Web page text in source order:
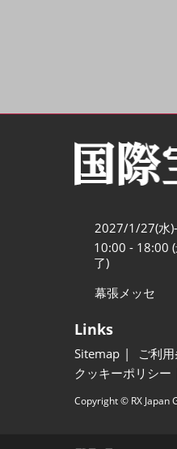
2027/1/27(水
10:00 - 18:00
了)
幕張メッセ
Links
Sitemap ご利
クッキーポリシー
Copyright © RX Japan